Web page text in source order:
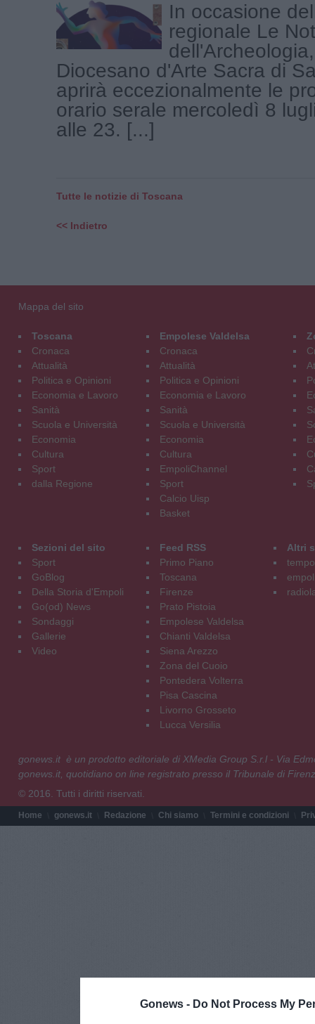
Gonews - Do Not Process My
In occasione
regionale Le
Diocesano d'Arte Sacra di
aprirà eccezionalmente le
orario serale mercoledì 8
alle 23. [...]
Tutte le notizie di Toscana
<< Indietro
Mappa del sito
Toscana
Cronaca
Attualità
Politica e Opinioni
Economia e Lavoro
Sanità
Scuola e Università
Economia
Cultura
Sport
dalla Regione
Empolese Valdelsa
Cronaca
Attualità
Politica e Opinioni
Economia e Lavoro
Sanità
Scuola e Università
Economia
Cultura
EmpoliChannel
Sport
Calcio Uisp
Basket
Sezioni del sito
Sport
GoBlog
Della Storia d'Empoli
Go(od) News
Sondaggi
Gallerie
Video
Feed RSS
Primo Piano
Toscana
Firenze
Prato Pistoia
Empolese Valdelsa
Chianti Valdelsa
Siena Arezzo
Zona del Cuoio
Pontedera Volterra
Pisa Cascina
Livorno Grosseto
Lucca Versilia
Altri
gonews.it è un prodotto editoriale di XMedia Group S.r.l - Via
gonews.it, quotidiano on line registrato presso il Tribunale di
© 2016. Tutti i diritti riservati.
Home gonews.it Redazione Chi siamo Termini e condizioni